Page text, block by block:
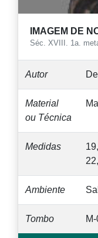
IMAGEM DE
Séc. XVIII. 1a.
Autor
Material
ou Técnica
Medidas
Ambiente
Tombo